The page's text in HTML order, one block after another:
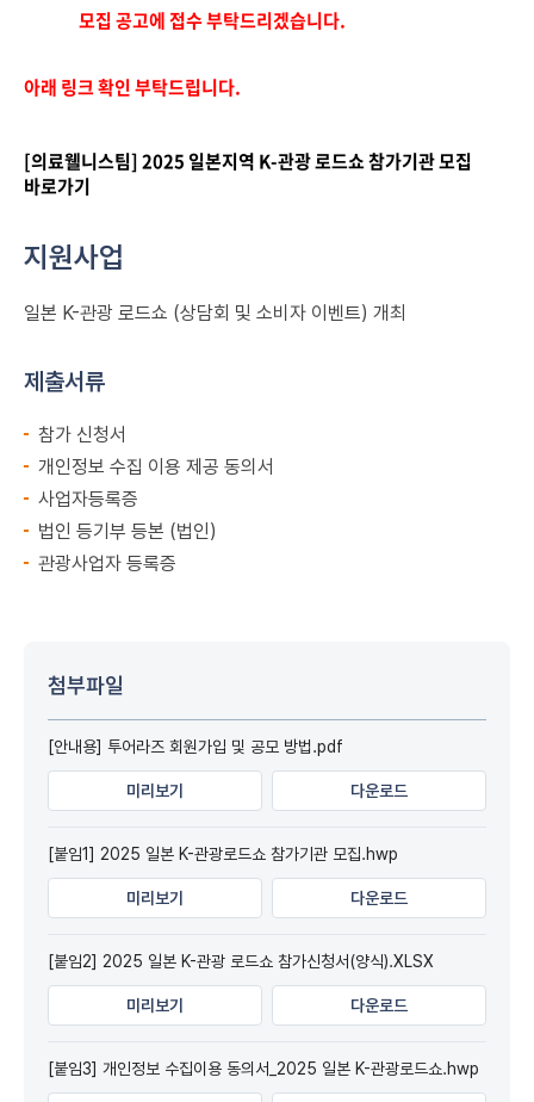
모집 공고에 접수 부탁드리겠습니다.
아래 링크 확인 부탁드립니다.
[의료웰니스팀] 2025 일본지역 K-관광 로드쇼 참가기관 모집
바로가기
지원사업
일본 K-관광 로드쇼 (상담회 및 소비자 이벤트) 개최
제출서류
참가 신청서
개인정보 수집 이용 제공 동의서
사업자등록증
법인 등기부 등본 (법인)
관광사업자 등록증
첨부파일
[안내용] 투어라즈 회원가입 및 공모 방법.pdf
미리보기 다운로드
[붙임1] 2025 일본 K-관광로드쇼 참가기관 모집.hwp
미리보기 다운로드
[붙임2] 2025 일본 K-관광 로드쇼 참가신청서(양식).XLSX
미리보기 다운로드
[붙임3] 개인정보 수집이용 동의서_2025 일본 K-관광로드쇼.hwp